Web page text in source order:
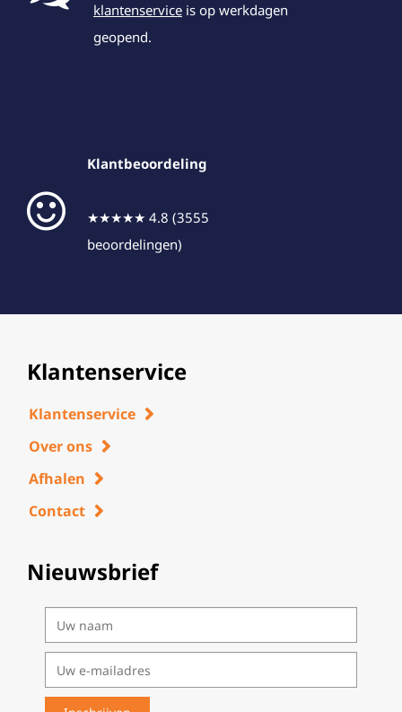
klantenservice is op werkdagen
geopend.
Klantbeoordeling
★★★★★ 4.8 (3555
beoordelingen)
Klantenservice
Klantenservice
Over ons
Afhalen
Contact
Nieuwsbrief